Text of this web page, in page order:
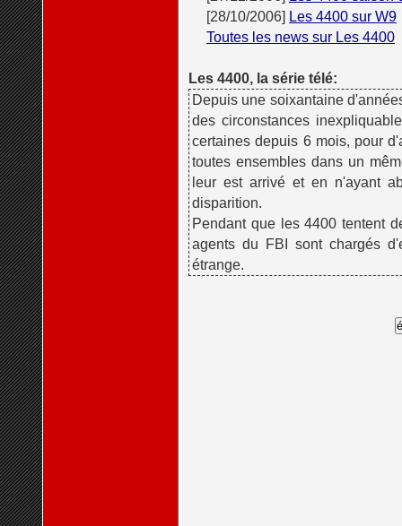
[28/10/2006] Les 4400 sur W9
Toutes les news sur Les 4400
Les 4400, la série télé:
Depuis une soixantaine
des circonstances
certaines depuis 6 mois, pour
toutes ensembles dans un
leur est arrivé et en n'ayant
disparition.
Pendant que les 4400 tentent
agents du FBI sont chargés
étrange.